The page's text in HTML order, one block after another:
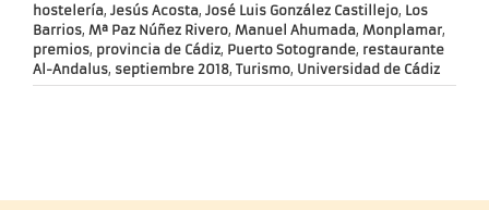
hostelería, Jesús Acosta, José Luis González Castillejo, Los
Barrios, Mª Paz Núñez Rivero, Manuel Ahumada, Monplamar,
premios, provincia de Cádiz, Puerto Sotogrande, restaurante
Al-Andalus, septiembre 2018, Turismo, Universidad de Cádiz